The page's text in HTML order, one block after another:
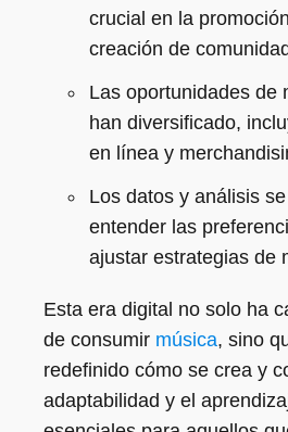
crucial en la
creación de
Las oportunidades de
han diversificado,
en línea y
Los datos y análisis
entender las
ajustar estrategias de
Esta era digital no solo ha
de consumir música, sino
redefinido cómo se crea y
adaptabilidad y el